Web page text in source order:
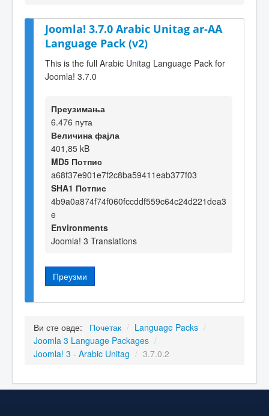
Joomla! 3.7.0 Arabic Unitag ar-AA
Language Pack (v2)
This is the full Arabic Unitag Language Pack for
Joomla! 3.7.0
Преузимања
6.476 пута
Величина фајла
401,85 kB
MD5 Потпис
a68f37e901e7f2c8ba59411eab377f03
SHA1 Потпис
4b9a0a874f74f060fccddf559c64c24d221dea3
e
Environments
Joomla! 3 Translations
Преузми
Ви сте овде: Почетак / Language Packs /
Joomla 3 Language Packages /
Joomla! 3 - Arabic Unitag / 3.7.0.2